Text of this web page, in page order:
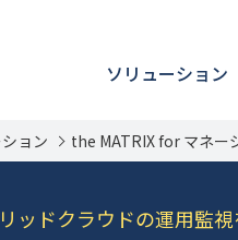
ソリューション
ョン the MATRIX for マネー
ッドクラウドの運用監視